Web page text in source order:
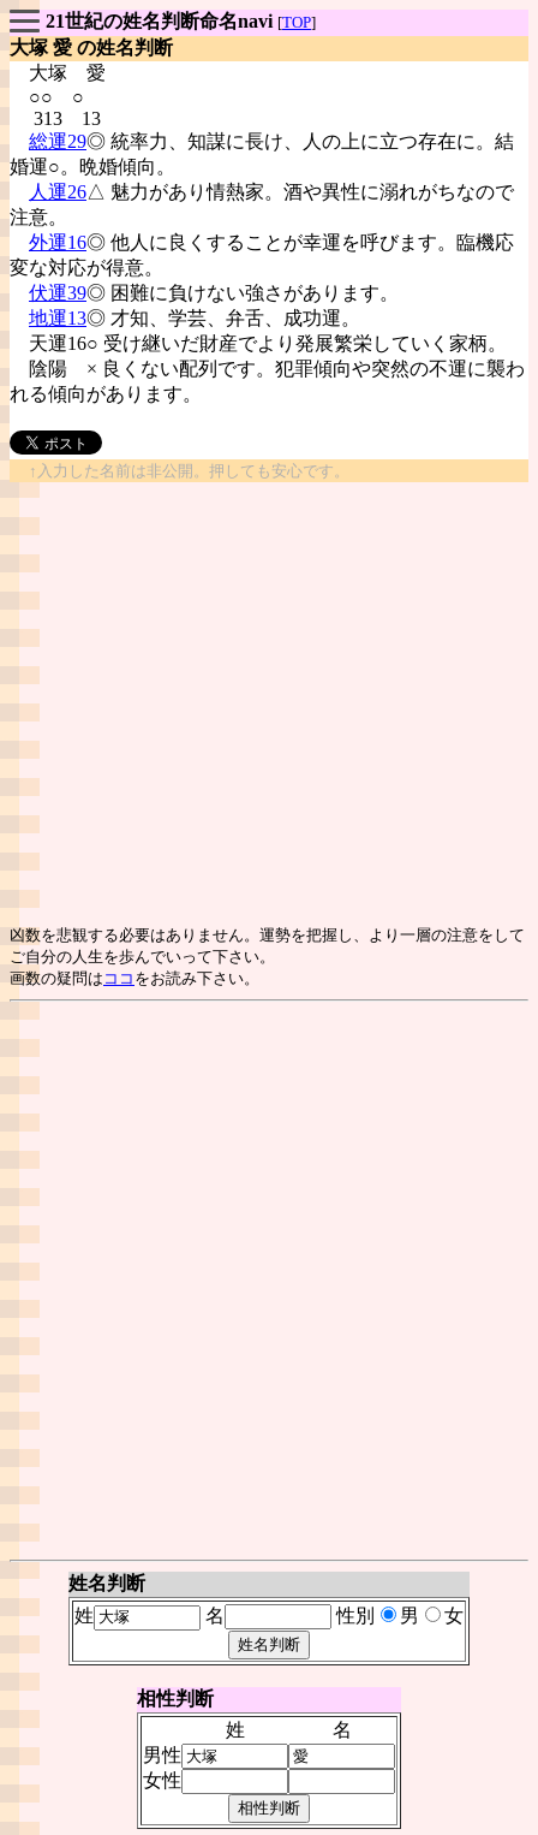
21世紀の姓名判断命名navi [TOP]
大塚 愛 の姓名判断
大塚 愛
○○ ○
313 13
総運29◎ 統率力、知謀に長け、人の上に立つ存在に。結
婚運○。晩婚傾向。
人運26△ 魅力があり情熱家。酒や異性に溺れがちなので
注意。
外運16◎ 他人に良くすることが幸運を呼びます。臨機応
変な対応が得意。
伏運39◎ 困難に負けない強さがあります。
地運13◎ 才知、学芸、弁舌、成功運。
天運16○ 受け継いだ財産でより発展繁栄していく家柄。
陰陽 × 良くない配列です。犯罪傾向や突然の不運に襲わ
れる傾向があります。
↑入力した名前は非公開。押しても安心です。
凶数を悲観する必要はありません。運勢を把握し、より一層の注意をして
ご自分の人生を歩んでいって下さい。
画数の疑問は ココ をお読み下さい。
姓名判断
姓
名 性別 男 女
相性判断
姓
名
男性
女性